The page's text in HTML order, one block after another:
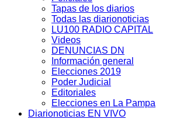
Tapas de los diarios
Todas las diarionoticias
LU100 RADIO CAPITAL
Videos
DENUNCIAS DN
Información general
Elecciones 2019
Poder Judicial
Editoriales
Elecciones en La Pampa
Diarionoticias EN VIVO